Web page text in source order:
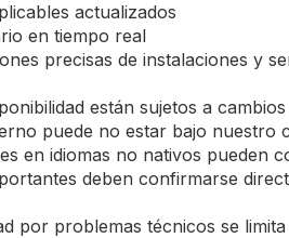
actualizados
en tiempo real
precisas de instalaciones y
están sujetos a
puede no estar bajo nuestro
en idiomas no nativos pueden
deben confirmarse
por problemas técnicos se